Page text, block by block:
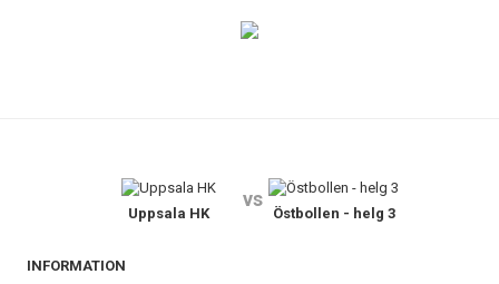
DOKUMENT
Uppsala HK
vs
Östbollen - helg 3
INFORMATION